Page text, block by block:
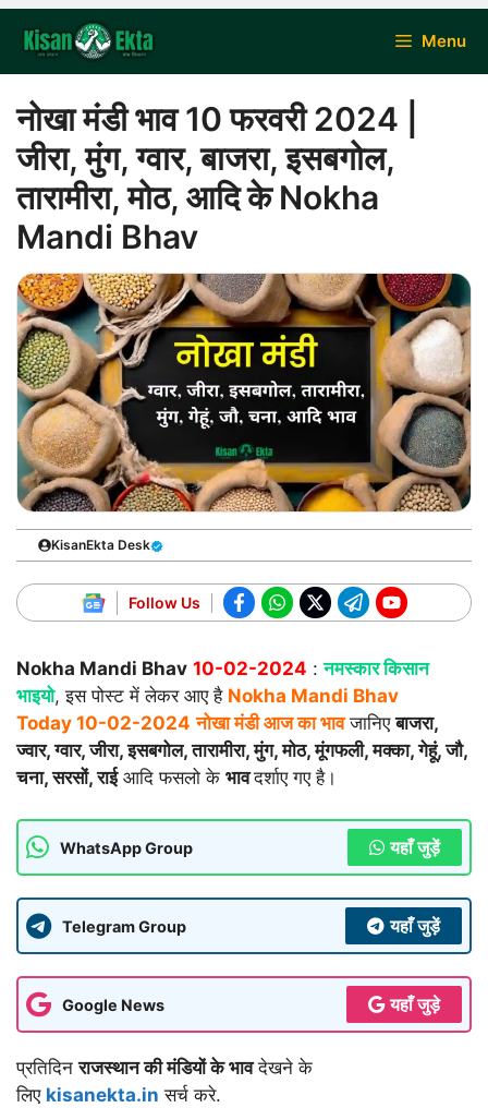
content
Menu
नोखा मंडी भाव 10 फरवरी 2024 |
जीरा, मुंग, ग्वार, बाजरा, इसबगोल,
तारामीरा, मोठ, आदि के Nokha
Mandi Bhav
KisanEkta Desk
Follow Us
Nokha Mandi Bhav 10-02-2024 :नमस्कार किसान
भाइयो, इस पोस्ट में लेकर आए है Nokha Mandi Bhav
Today 10-02-2024 नोखा मंडी आज का भावजानिएबाजरा,
ज्वार, ग्वार, जीरा, इसबगोल, तारामीरा, मुंग, मोठ, मूंगफली, मक्का, गेहूं, जौ,
चना, सरसों, राईआदि फसलो के भावदर्शाए गए है।
WhatsApp Group यहाँ जुड़ें
Telegram Group यहाँ जुड़ें
Google News यहाँ जुड़े
प्रतिदिनराजस्थान की मंडियों के भावदेखने के
लिए kisanekta.in सर्च करे.